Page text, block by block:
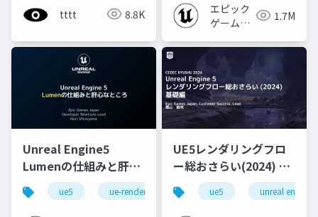
tttt 8.8K
エピック
ゲームズ
1.7M
Unreal Engine5
Lumenの仕組みと肝心
なところ
ue5 ue-rendering ue-lumen
UE5レンダリングフロ
ー総おさらい(2024) 基
礎編！
[CEDEC+KYUSHU
ue5 unreal engine